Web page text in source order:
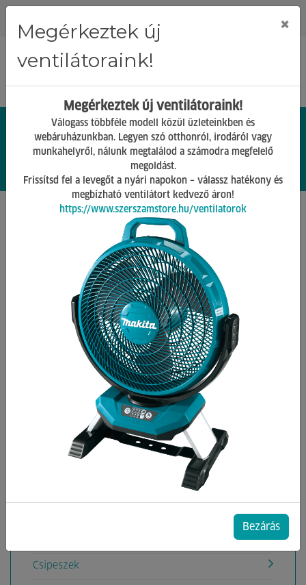
0 0.
Kézi szerszámok
Vissza
Kategóriák
Burkoló szerszámok
Csapágylehúzó
Csapszegkiütő
Csapszegvágó
Csipeszek
Megérkeztek új
ventilátoraink!
×
Megérkeztek új ventilátoraink!
Válogass többféle modell közül üzleteinkben és
webáruházunkban. Legyen szó otthonról, irodáról vagy
munkahelyről, nálunk megtalálod a számodra megfelelő
megoldást.
Frissítsd fel a levegőt a nyári napokon – válassz hatékony és
megbízható ventilátort kedvező áron!
https://www.szerszamstore.hu/ventilatorok
Bezárás